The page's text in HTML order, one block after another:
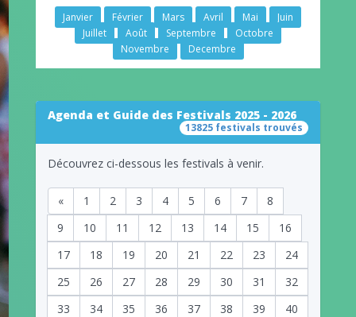
Janvier Février Mars Avril Mai
Juin
Juillet
Août Septembre
Octobre
Novembre
Decembre
Agenda et Guide des Festivals 2025 - 2026
13825 festivals trouvés
Découvrez ci-dessous les festivals à venir.
« 1 2 3 4 5 6 7
8
9
10 11 12 13 14 15
16
17
18 19 20 21 22 23
24
25
26 27 28 29 30 31
32
33
34 35 36 37 38 39
40